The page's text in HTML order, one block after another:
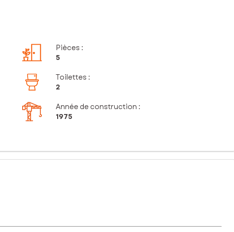
Pièces :
5
Toilettes :
2
Année de construction :
1975